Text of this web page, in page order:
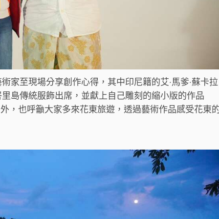
家至現場分享創作心得，其中印尼籍的艾‧馬爹‧蘇卡拉
島傳統服飾出席，並獻上自己雕刻的縮小版的作品
，也呼籲大家多來花東旅遊，透過藝術作品感受花東